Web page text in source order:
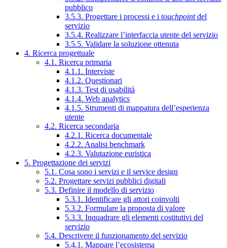
pubblico
3.5.3. Progettare i processi e i touchpointdel
servizio
3.5.4. Realizzare l’interfaccia utente del servizio
3.5.5. Validare la soluzione ottenuta
4. Ricerca progettuale
4.1. Ricerca primaria
4.1.1. Interviste
4.1.2. Questionari
4.1.3. Test di usabilità
4.1.4. Web analytics
4.1.5. Strumenti di mappatura dell’esperienza
utente
4.2. Ricerca secondaria
4.2.1. Ricerca documentale
4.2.2. Analisi benchmark
4.2.3. Valutazione euristica
5. Progettazione dei servizi
5.1. Cosa sono i servizi e il service design
5.2. Progettare servizi pubblici digitali
5.3. Definire il modello di servizio
5.3.1. Identificare gli attori coinvolti
5.3.2. Formulare la proposta di valore
5.3.3. Inquadrare gli elementi costitutivi del
servizio
5.4. Descrivere il funzionamento del servizio
5.4.1. Mappare l’ecosistema